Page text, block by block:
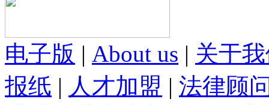
电子版 | About us | 关于
报纸 | 人才加盟 | 法律顾